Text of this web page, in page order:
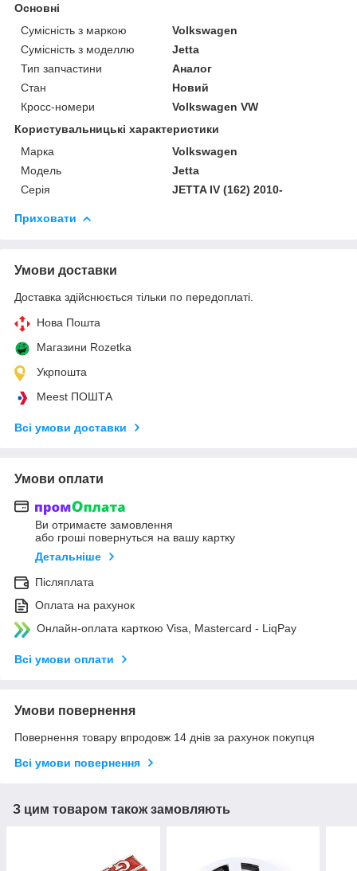
Основні
Сумісність з маркою
Volkswagen
Сумісність з моделлю
Jetta
Тип запчастини
Аналог
Стан
Новий
Кросс-номери
Volkswagen VW
Користувальницькі характеристики
Марка
Volkswagen
Модель
Jetta
Серія
JETTA IV (162) 2010-
Приховати
Умови доставки
Доставка здійснюється тільки по передоплаті.
Нова Пошта
Магазини Rozetka
Укрпошта
Meest ПОШТА
Всі умови доставки
Умови оплати
Ви отримаєте замовлення
або гроші повернуться на вашу картку
Детальніше
Післяплата
Оплата на рахунок
Онлайн-оплата карткою Visa, Mastercard - LiqPay
Всі умови оплати
Умови повернення
Повернення товару впродовж 14 днів за рахунок покупця
Всі умови повернення
З цим товаром також замовляють